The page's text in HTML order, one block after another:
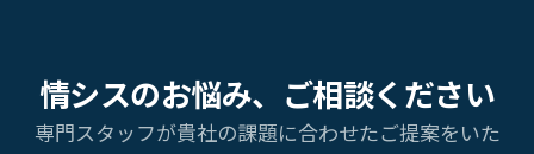
情シスのお悩み、ご相談ください
専門スタッフが貴社の課題に合わせたご提案をいた